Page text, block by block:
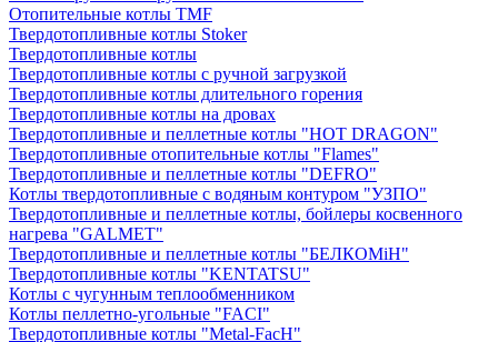
Отопительные котлы TMF
Твердотопливные котлы Stoker
Твердотопливные котлы
Твердотопливные котлы с ручной загрузкой
Твердотопливные котлы длительного горения
Твердотопливные котлы на дровах
Твердотопливные и пеллетные котлы "HOT DRAGON"
Твердотопливные отопительные котлы "Flames"
Твердотопливные и пеллетные котлы "DEFRO"
Котлы твердотопливные с водяным контуром "УЗПО"
Твердотопливные и пеллетные котлы, бойлеры косвенного
нагрева "GALMET"
Твердотопливные и пеллетные котлы "БЕЛКОМiН"
Твердотопливные котлы "KENTATSU"
Котлы с чугунным теплообменником
Котлы пеллетно-угольные "FACI"
Твердотопливные котлы "Metal-FacH"